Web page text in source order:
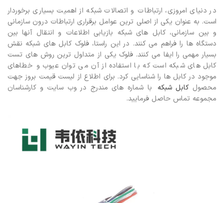
در دنیای امروزی، ارتباطات و اتصالات شبکه از اهمیت بسیاری برخوردار
است. به عنوان یکی از اصلی ترین عوامل برقراری ارتباطات درون سازمانی
و بین سازمانی، کابل های شبکه بازیابی اطلاعات و انتقال آنها بین
دستگاه ها را فراهم می کنند. در این راستا، فلوک کابل های شبکه نقش
بسیار مهمی را ایفا می کنند. فلوک یکی از متداول ترین روش های تست
کابل های شبکه است که با استفاده از آن می توان عیوب و خطاهای
موجود در کابل ها را شناسایی کرد. برای اطلاع از لیست قیمت بروز جهت
محصول کابل شبکه با شماره های مندرج در وب سایت و کارشناسان
مجموعه تماس حاصل فرمایید.